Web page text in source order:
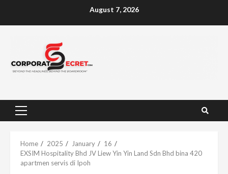
August 7, 2026
Primary
Home 2025 January
16
EXSIM Hospitality Bhd JV Liew Yin Yin Land Sdn Bhd bina 420
apartmen servis di Ipoh